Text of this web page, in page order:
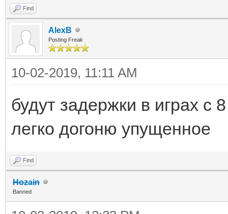
Find
AlexB
Posting Freak
10-02-2019, 11:11 AM
будут задержки в играх с
легко догоню упущенное
Find
Hozain
Banned